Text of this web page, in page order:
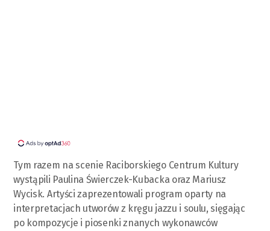
Tym razem na scenie Raciborskiego Centrum Kultury
wystąpili Paulina Świerczek-Kubacka oraz Mariusz
Wycisk. Artyści zaprezentowali program oparty na
interpretacjach utworów z kręgu jazzu i soulu, sięgając
po kompozycje i piosenki znanych wykonawców